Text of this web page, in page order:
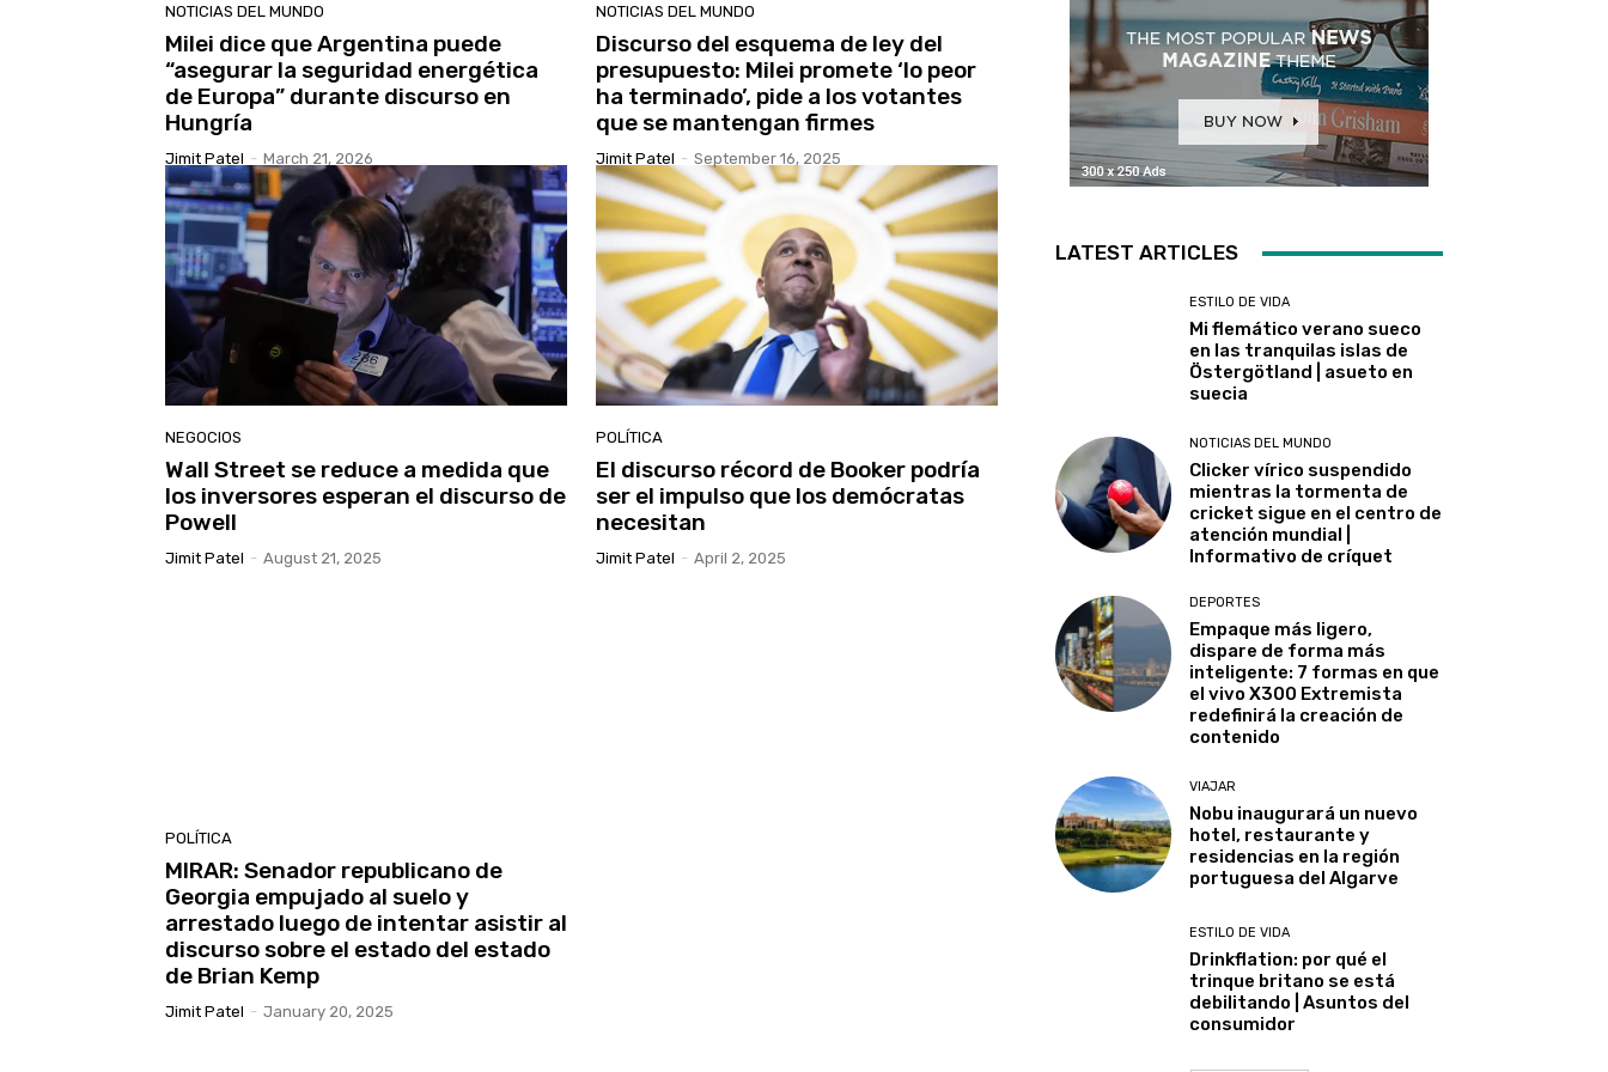
NOTICIAS DEL MUNDO
Milei dice que Argentina puede
“asegurar la seguridad energética
de Europa” durante discurso en
Hungría
Jimit Patel - March 21, 2026
NOTICIAS DEL MUNDO
Discurso del esquema de ley del
presupuesto: Milei promete ‘lo peor
ha terminado’, pide a los votantes
que se mantengan firmes
Jimit Patel - September 16, 2025
NEGOCIOS
Wall Street se reduce a medida que
los inversores esperan el discurso de
Powell
Jimit Patel - August 21, 2025
POLÍTICA
El discurso récord de Booker podría
ser el impulso que los demócratas
necesitan
Jimit Patel - April 2, 2025
POLÍTICA
MIRAR: Senador republicano de
Georgia empujado al suelo y
arrestado luego de intentar asistir al
discurso sobre el estado del estado
de Brian Kemp
Jimit Patel - January 20, 2025
LATEST ARTICLES
ESTILO DE VIDA
Mi flemático verano sueco
en las tranquilas islas de
Östergötland | asueto en
suecia
NOTICIAS DEL MUNDO
Clicker vírico suspendido
mientras la tormenta de
cricket sigue en el centro de
atención mundial |
Informativo de críquet
DEPORTES
Empaque más ligero,
dispare de forma más
inteligente: 7 formas en que
el vivo X300 Extremista
redefinirá la creación de
contenido
VIAJAR
Nobu inaugurará un nuevo
hotel, restaurante y
residencias en la región
portuguesa del Algarve
ESTILO DE VIDA
Drinkflation: por qué el
trinque britano se está
debilitando | Asuntos del
consumidor